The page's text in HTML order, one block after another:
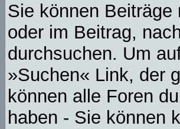
Sie können
oder im Beitrag,
durchsuchen. Um
»Suchen« Link, der
können alle Foren
haben - Sie können